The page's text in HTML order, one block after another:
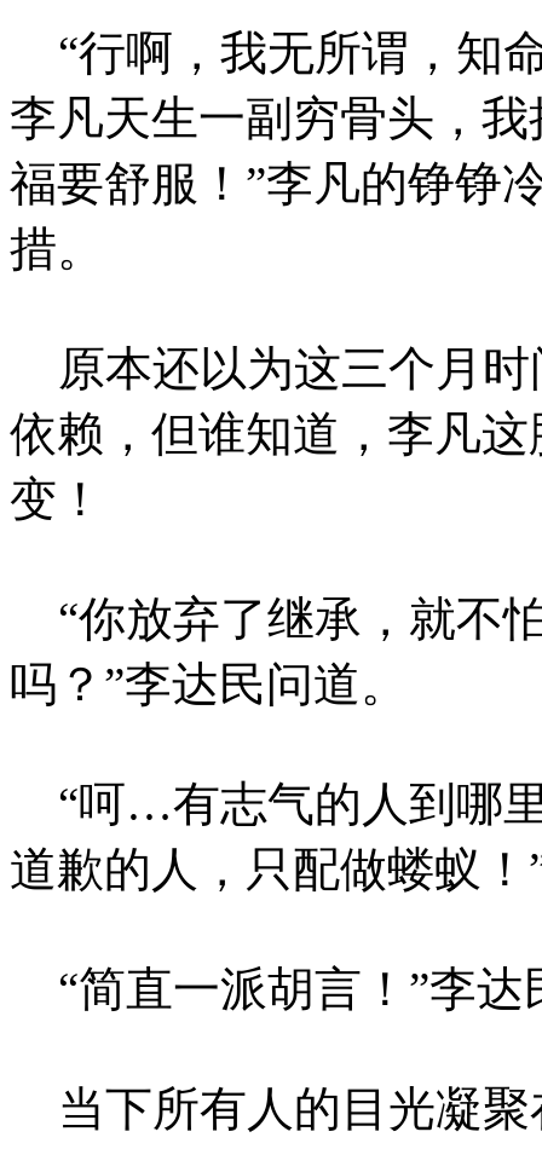
“行啊，我无所谓，知
李凡天生一副穷骨头，
福要舒服！”李凡的铮铮
措。
原本还以为这三个月时
依赖，但谁知道，李凡
变！
“你放弃了继承，就不
吗？”李达民问道。
“呵…有志气的人到哪
道歉的人，只配做蝼蚁！
“简直一派胡言！”李达
当下所有人的目光凝聚